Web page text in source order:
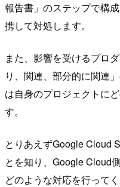
報告書」のステップで構
携して対処します。
また、影響を受けるプロ
り、関連、部分的に関連
は自身のプロジェクトに
す。
とりあえずGoogle Cloud
とを知り、Google Cloud
どのような対応を行って